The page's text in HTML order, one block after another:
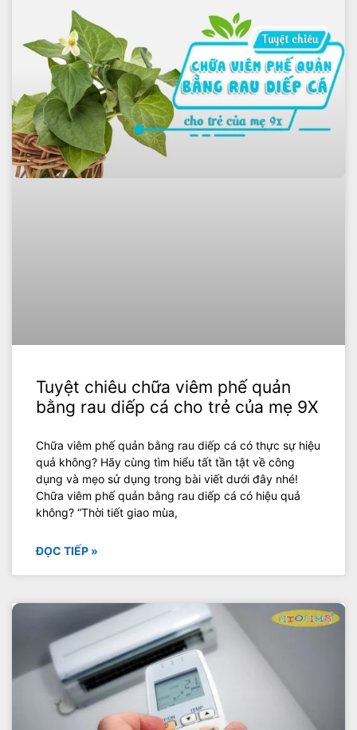
Tuyệt chiêu chữa viêm phế quản
bằng rau diếp cá cho trẻ của mẹ 9X
Chữa viêm phế quản bằng rau diếp cá có thực sự hiệu
quả không? Hãy cùng tìm hiểu tất tần tật về công
dụng và mẹo sử dụng trong bài viết dưới đây nhé!
Chữa viêm phế quản bằng rau diếp cá có hiệu quả
không? “Thời tiết giao mùa,
ĐỌC TIẾP »